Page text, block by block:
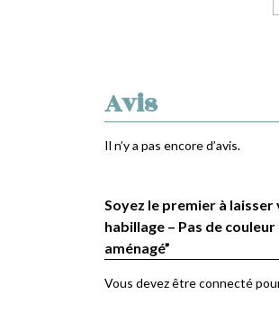
Avis
Il n’y a pas encore d’avis.
Soyez le premier à laisser
habillage – Pas de
aménagé”
Vous devez êtreconnecté